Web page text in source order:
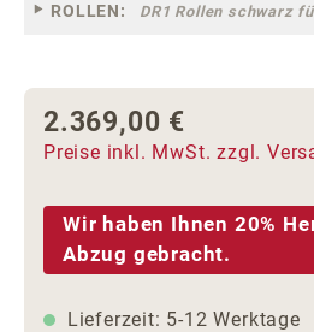
ROLLEN: DR1 Rollen schwarz
Regulärer Preis:
2.369,00 €
Preise inkl. MwSt. zzgl.
Wir haben Ihnen 20%
Abzug gebracht.
Lieferzeit: 5-12 Werktage